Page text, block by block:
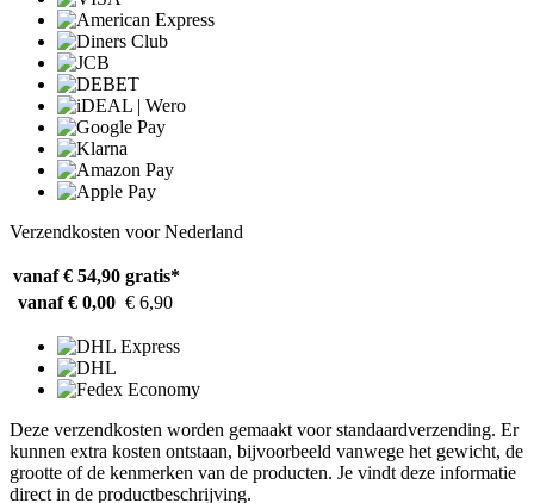
Verzendkosten voor Nederland
vanaf € 54,90 gratis*
vanaf € 0,00 € 6,90
Deze verzendkosten worden gemaakt voor standaardverzending. Er
kunnen extra kosten ontstaan, bijvoorbeeld vanwege het gewicht, de
grootte of de kenmerken van de producten. Je vindt deze informatie
direct in de productbeschrijving.